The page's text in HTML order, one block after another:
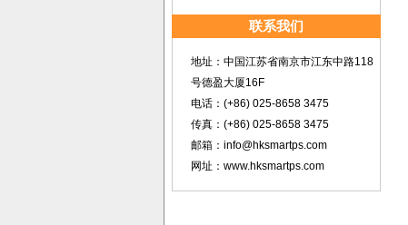
联系我们
地址：中国江苏省南京市江东中路118
号德盈大厦16F
电话：(+86) 025-8658 3475
传真：(+86) 025-8658 3475
邮箱：info@hksmartps.com
网址：www.hksmartps.com